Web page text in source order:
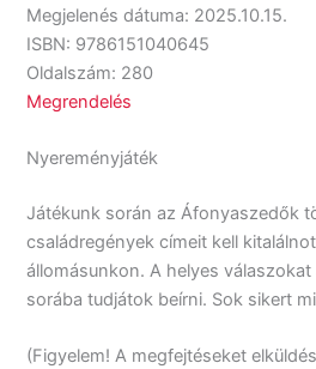
Megjelenés dátuma: 2025.10.15.
ISBN: 9786151040645
Oldalszám: 280
Megrendelés
Nyereményjáték
Játékunk során az Áfonyaszedők
családregények címeit kell
állomásunkon. A helyes válaszokat
sorába tudjátok beírni. Sok sikert
(Figyelem! A megfejtéseket